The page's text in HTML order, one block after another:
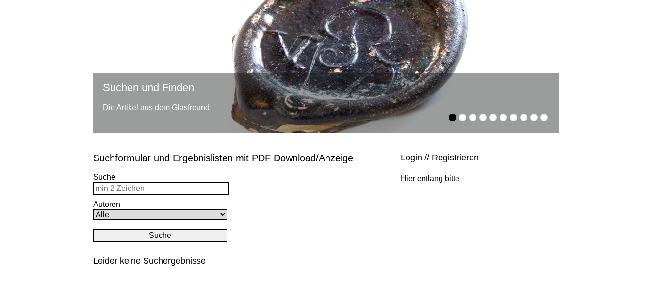
Suchen und Finden
Die Artikel aus dem Glasfreund
Suchformular und Ergebnislisten mit PDF Download/Anzeige
Suche
Autoren
Leider keine Suchergebnisse
Login // Registrieren
Hier entlang bitte